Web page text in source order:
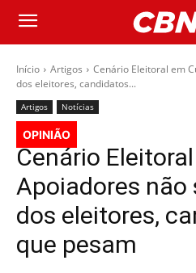
Início Artigos
Cenário Eleitoral em
dos eleitores, candidatos...
Artigos Notícias
OPINIÃO
Cenário
Apoiadores não
dos eleitores,
que pesam